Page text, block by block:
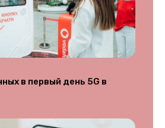
в первый день 5G в